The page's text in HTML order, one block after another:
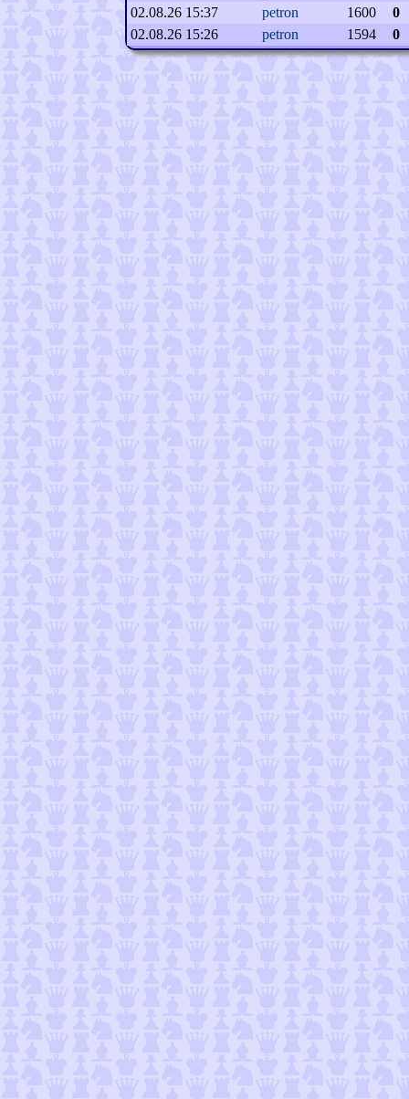
02.08.26 15:37
petron 1600
0
02.08.26 15:26
petron 1594 0